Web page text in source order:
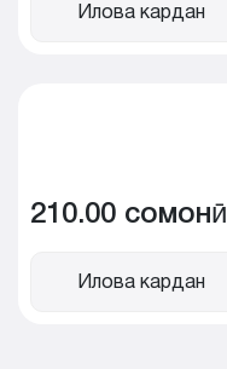
Илова кардан
210.00 сомонӣ
Илова кардан